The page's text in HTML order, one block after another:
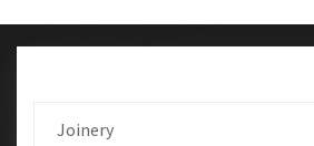
Joinery